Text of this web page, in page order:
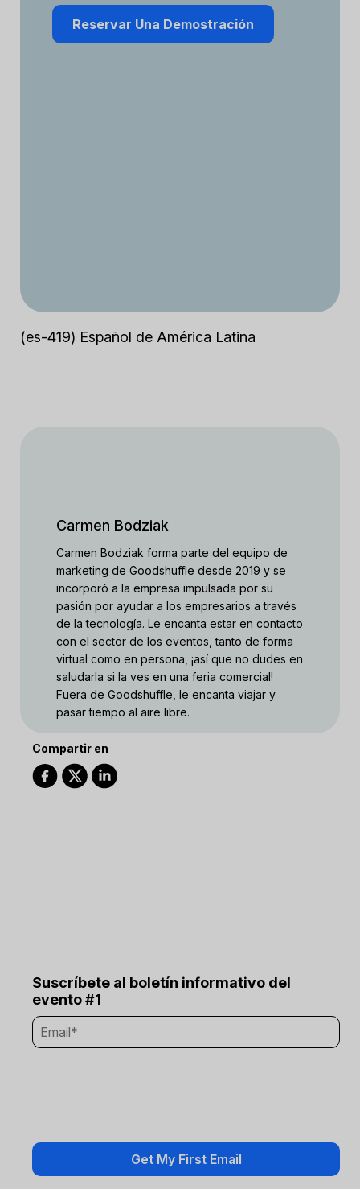
Reservar Una Demostración
(es-419) Español de América Latina
Carmen Bodziak
Carmen Bodziak forma parte del equipo de
marketing de Goodshuffle desde 2019 y se
incorporó a la empresa impulsada por su
pasión por ayudar a los empresarios a través
de la tecnología. Le encanta estar en contacto
con el sector de los eventos, tanto de forma
virtual como en persona, ¡así que no dudes en
saludarla si la ves en una feria comercial!
Fuera de Goodshuffle, le encanta viajar y
pasar tiempo al aire libre.
Compartir en
Suscríbete al boletín informativo del
evento #1